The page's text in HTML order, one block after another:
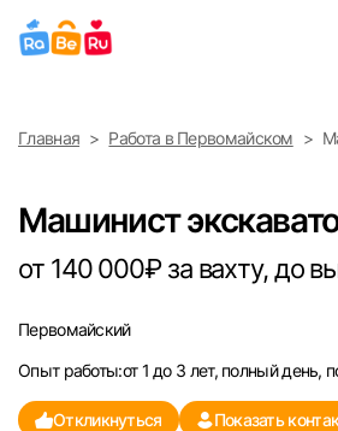
Выберите город
Санкт-Петербург
Ижевск
Екатеринбург
Главная Работа в Первомайском
Машинист
от 140 000₽ за вахту, до
Первомайский
Опыт работы:от 1 до 3 лет, полный день,
Откликнуться
Показать